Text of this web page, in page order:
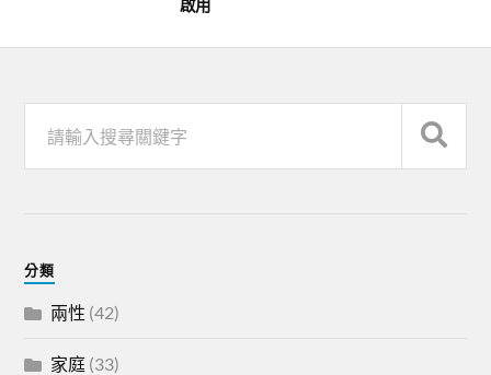
啟用
分類
兩性 (42)
家庭 (33)